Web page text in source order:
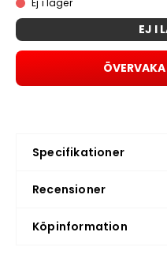
Ej i lager
EJ I
Specifikationer
Recensioner
Köpinformation